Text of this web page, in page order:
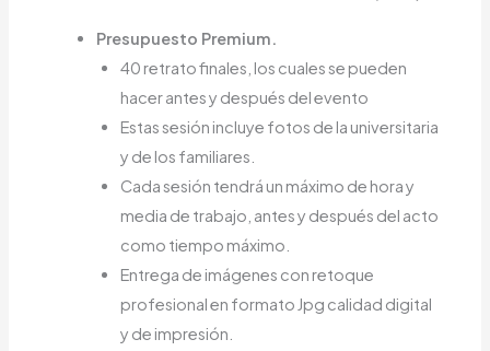
Presupuesto Premium.
40 retrato finales, los cuales se pueden
hacer antes y después del evento
Estas sesión incluye fotos de la universitaria
y de los familiares.
Cada sesión tendrá un máximo de hora y
media de trabajo, antes y después del acto
como tiempo máximo.
Entrega de imágenes con retoque
profesional en formato Jpg calidad digital
y de impresión.